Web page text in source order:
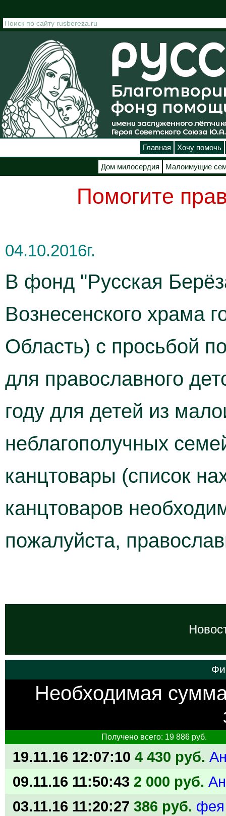
Главная Хочу помочь
Дом милосердия Малоимущие
Помогите
04.10.2016г.
В фонд "Русская
Вознесенского храма
Область) с просьбой
для православного
году для детей из
неблагополучных
канцтовары (список
канцтоваров
пожалуйста,
Необходимая
Получено всего: 19 886 руб.
19.11.16 12:07:10 4 430 руб.
09.11.16 11:50:43 2 000 руб.
03.11.16 11:20:27 386 руб. фея